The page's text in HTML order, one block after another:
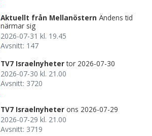
Aktuellt från Mellanöstern Ändens tid
närmar sig
2026-07-31 kl. 19.45
Avsnitt: 147
TV7 Israelnyheter tor 2026-07-30
2026-07-30 kl. 21.00
Avsnitt: 3720
TV7 Israelnyheter ons 2026-07-29
2026-07-29 kl. 21.00
Avsnitt: 3719